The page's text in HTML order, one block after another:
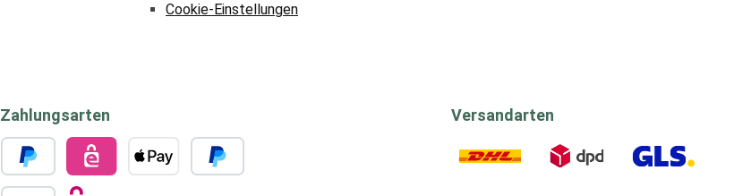
Cookie-Einstellungen
Zahlungsarten
PayPal eps
Versandarten